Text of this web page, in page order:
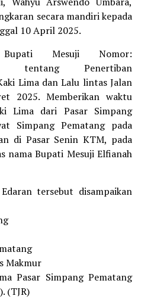
secara mandiri kepada
10 April 2025.
Mesuji Nomor:
tentang Penertiban
Lima dan Lalu lintas Jalan
2025. Memberikan waktu
Lima dari Pasar Simpang
Simpang Pematang pada
di Pasar Senin KTM, pada
nama Bupati Mesuji Elfianah
tersebut disampaikan
Makmur
Pasar Simpang Pematang
(TJR)